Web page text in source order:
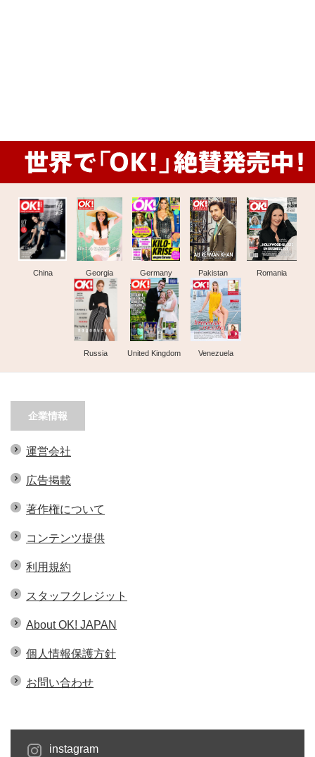
China Georgia Germany Pakistan Romania
Russia United Kingdom Venezuela
企業情報
運営会社
広告掲載
著作権について
コンテンツ提供
利用規約
スタッフクレジット
About OK! JAPAN
個人情報保護方針
お問い合わせ
instagram